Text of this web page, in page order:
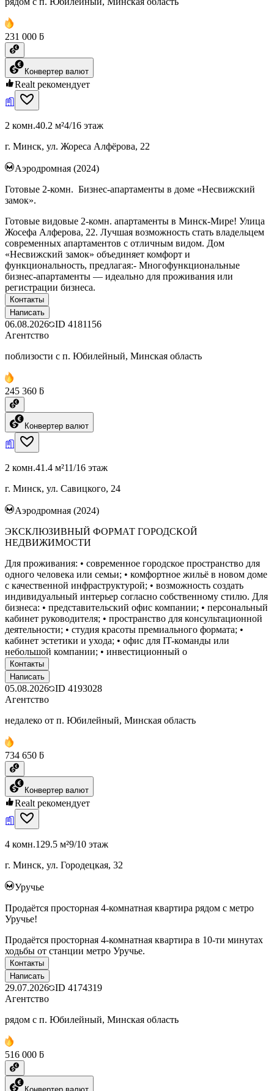
231 000 ƃ
Конвертер валют
Realt рекомендует
2 комн.40.2 м²4/16 этаж
г. Минск, ул. Жореса Алфёрова, 22
Аэродромная (2024)
Готовые 2-комн. Бизнес-апартаменты в доме «Несвижский
замок».
Готовые видовые 2-комн. апартаменты в Минск-Мире! Улица
Жосефа Алферова, 22. Лучшая возможность стать владельцем
современных апартаментов с отличным видом. Дом
«Несвижский замок» объединяет комфорт и
функциональность, предлагая:- Многофункциональные
бизнес-апартаменты — идеально для проживания или
регистрации бизнеса.
Контакты
Написать
06.08.2026 ID 4181156
Агентство
поблизости с п. Юбилейный, Минская область
245 360 ƃ
Конвертер валют
2 комн.41.4 м²11/16 этаж
г. Минск, ул. Савицкого, 24
Аэродромная (2024)
ЭКСКЛЮЗИВНЫЙ ФОРМАТ ГОРОДСКОЙ
НЕДВИЖИМОСТИ
Для проживания: • современное городское пространство для
одного человека или семьи; • комфортное жильё в новом доме
с качественной инфраструктурой; • возможность создать
индивидуальный интерьер согласно собственному стилю. Для
бизнеса: • представительский офис компании; • персональный
кабинет руководителя; • пространство для консультационной
деятельности; • студия красоты премиального формата; •
кабинет эстетики и ухода; • офис для IT-команды или
небольшой компании; • инвестиционный о
Контакты
Написать
05.08.2026 ID 4193028
Агентство
недалеко от п. Юбилейный, Минская область
734 650 ƃ
Конвертер валют
Realt рекомендует
4 комн.129.5 м²9/10 этаж
г. Минск, ул. Городецкая, 32
Уручье
Продаётся просторная 4-комнатная квартира рядом с метро
Уручье!
Продаётся просторная 4-комнатная квартира в 10-ти минутах
ходьбы от станции метро Уручье.
Контакты
Написать
29.07.2026 ID 4174319
Агентство
рядом с п. Юбилейный, Минская область
516 000 ƃ
Конвертер валют